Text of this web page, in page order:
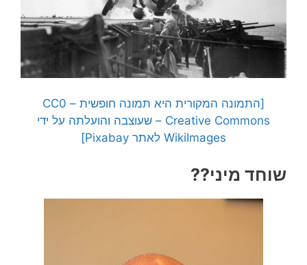
[התמונה המקורית היא תמונה חופשית – CC0
Creative Commons – שעוצבה והועלתה על ידי
WikiImages לאתר Pixabay]
שוחד מיני??